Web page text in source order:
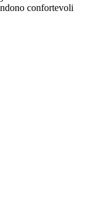
confortevoli